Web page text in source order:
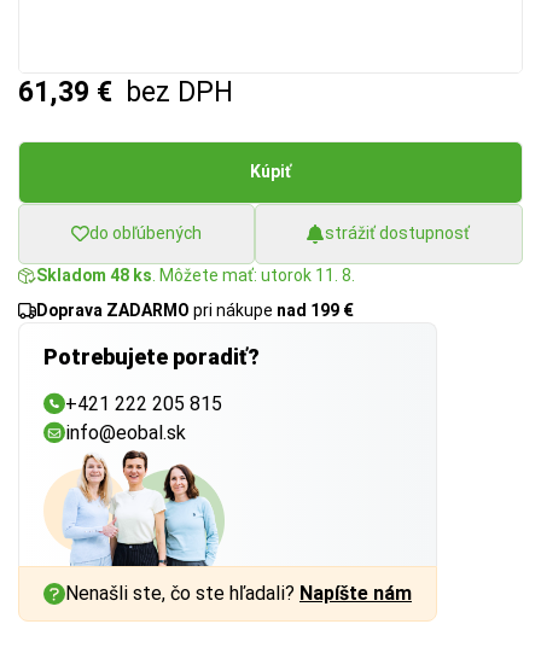
61,39 € bez DPH
Kúpiť
do obľúbených strážiť dostupnosť
Skladom 48 ks . Môžete mať: utorok 11. 8.
Doprava ZADARMO pri nákupe nad 199 €
Potrebujete poradiť?
+421 222 205 815
info@eobal.sk
Nenašli ste, čo ste hľadali? Napíšte nám